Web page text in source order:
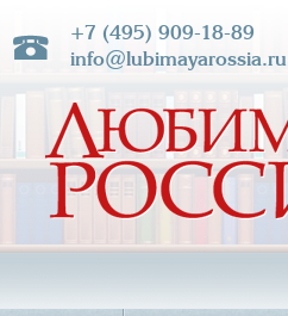
+7 (495) 909-18-89
info@lubimayarossia.ru